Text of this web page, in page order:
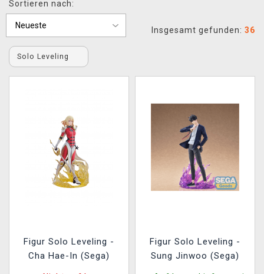
XZONE CLUB
Sortieren nach:
Insgesamt gefunden: 36
Solo Leveling
Figur Solo Leveling -
Cha Hae-In (Sega)
Figur Solo Leveling -
Sung Jinwoo (Sega)